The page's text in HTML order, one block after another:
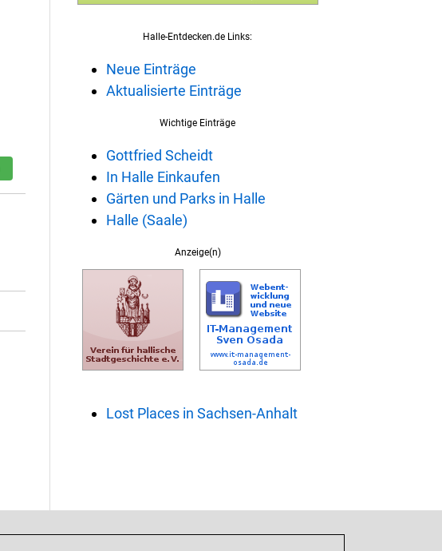
Halle-Entdecken.de Links:
Neue Einträge
Aktualisierte Einträge
Wichtige Einträge
Gottfried Scheidt
In Halle Einkaufen
Gärten und Parks in Halle
Halle (Saale)
Anzeige(n)
Lost Places in Sachsen-Anhalt